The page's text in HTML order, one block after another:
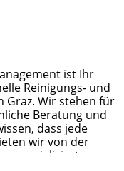
ist Ihr
Reinigungs- und
Graz. Wir stehen für
Beratung und
dass jede
wir von der
spezialisierte